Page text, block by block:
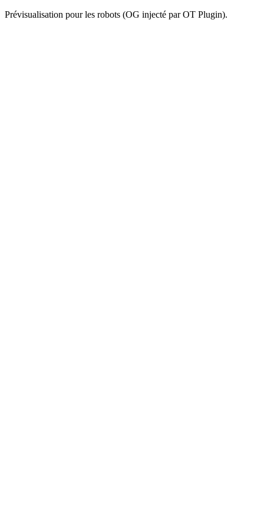
Prévisualisation pour les robots (OG injecté par OT Plugin).